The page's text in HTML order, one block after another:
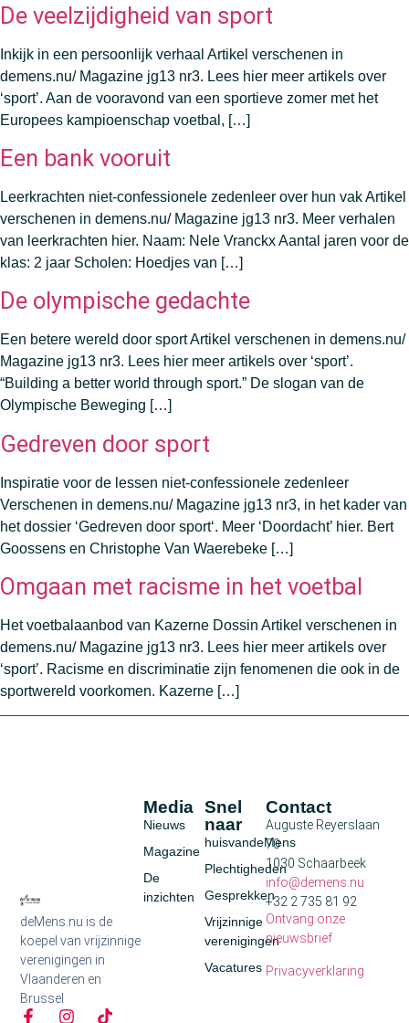
De veelzijdigheid van sport
Inkijk in een persoonlijk verhaal Artikel verschenen in
demens.nu/ Magazine jg13 nr3. Lees hier meer artikels over
‘sport’. Aan de vooravond van een sportieve zomer met het
Europees kampioenschap voetbal, […]
Een bank vooruit
Leerkrachten niet-confessionele zedenleer over hun vak Artikel
verschenen in demens.nu/ Magazine jg13 nr3. Meer verhalen
van leerkrachten hier. Naam: Nele Vranckx Aantal jaren voor de
klas: 2 jaar Scholen: Hoedjes van […]
De olympische gedachte
Een betere wereld door sport Artikel verschenen in demens.nu/
Magazine jg13 nr3. Lees hier meer artikels over ‘sport’.
“Building a better world through sport.” De slogan van de
Olympische Beweging […]
Gedreven door sport
Inspiratie voor de lessen niet-confessionele zedenleer
Verschenen in demens.nu/ Magazine jg13 nr3, in het kader van
het dossier ‘Gedreven door sport‘. Meer ‘Doordacht’ hier. Bert
Goossens en Christophe Van Waerebeke […]
Omgaan met racisme in het voetbal
Het voetbalaanbod van Kazerne Dossin Artikel verschenen in
demens.nu/ Magazine jg13 nr3. Lees hier meer artikels over
‘sport’. Racisme en discriminatie zijn fenomenen die ook in de
sportwereld voorkomen. Kazerne […]
deMens.nu is de
koepel van vrijzinnige
verenigingen in
Vlaanderen en
Brussel
Snel
naar
huisvandeMens
Plechtigheden
Gesprekken
Vrijzinnige
verenigingen
Vacatures
Media
Nieuws
Magazine
De
inzichten
Contact
Auguste Reyerslaan
70
1030 Schaarbeek
info@demens.nu
+32 2 735 81 92
Ontvang onze
nieuwsbrief
Privacyverklaring